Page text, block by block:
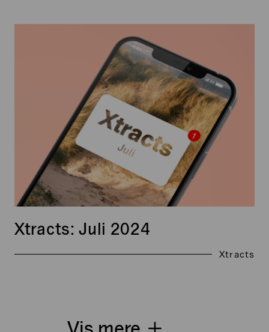
Xtracts
Xtracts: Juli 2024